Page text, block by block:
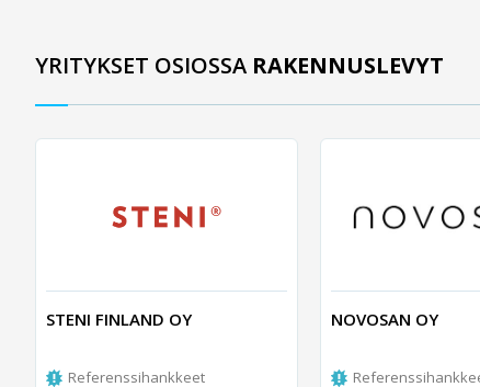
YRITYKSET OSIOSSA RAKENNUSLEVYT
STENI FINLAND OY
Referenssihankkeet
NOVOSAN OY